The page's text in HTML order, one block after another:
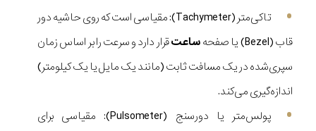
تاکی‌متر (Tachymeter): مقیاسی است که روی حاشیه دور
قاب (Bezel) یا صفحه
ساعتقرار دارد و سرعت را بر اساس زمان
سپری‌شده در یک مسافت ثابت (مانند یک مایل یا یک کیلومتر)
اندازه‌گیری می‌کند.
پولس‌متر یا دورسنج (Pulsometer): مقیاسی برای